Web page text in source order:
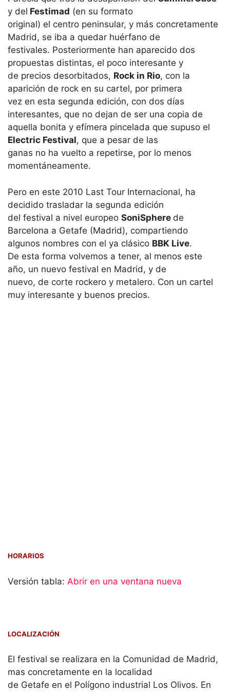
y del Festimad (en su formato
original) el centro peninsular, y más concretamente
Madrid, se iba a quedar huérfano de
festivales. Posteriormente han aparecido dos
propuestas distintas, el poco interesante y
de precios desorbitados, Rock in Rio, con la
aparición de rock en su cartel, por primera
vez en esta segunda edición, con dos días
interesantes, que no dejan de ser una copia de
aquella bonita y efímera pincelada que supuso el
Electric Festival, que a pesar de las
ganas no ha vuelto a repetirse, por lo menos
momentáneamente.
Pero en este 2010 Last Tour Internacional, ha
decidido trasladar la segunda edición
del festival a nivel europeo SoniSphere de
Barcelona a Getafe (Madrid), compartiendo
algunos nombres con el ya clásico BBK Live.
De esta forma volvemos a tener, al menos este
año, un nuevo festival en Madrid, y de
nuevo, de corte rockero y metalero. Con un cartel
muy interesante y buenos precios.
HORARIOS
Versión tabla: Abrir en una ventana nueva
LOCALIZACIÓN
El festival se realizara en la Comunidad de Madrid,
mas concretamente en la localidad
de Getafe en el Polígono industrial Los Olivos. En